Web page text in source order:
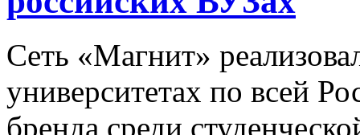
Сеть «Магнит»
университетах по всей
бренда среди